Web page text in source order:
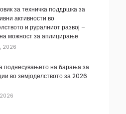
за техничка поддршка за
активности во
и руралниот развој –
можност за аплицирање
2026
поднесувањето на барања за
во земјоделството за 2026